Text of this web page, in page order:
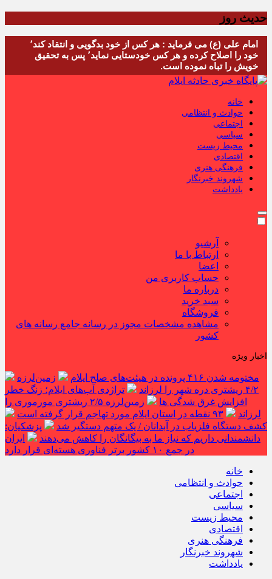
حدیث روز
امام علی (ع) می فرماید : هر کس از خود بدگویی و انتقاد کند٬
خود را اصلاح کرده و هر کس خودستایی نماید٬ پس به تحقیق
خویش را تباه نموده است.
خانه
حوادث و انتظامی
اجتماعی
سیاسی
محیط زیست
اقتصادی
فرهنگی هنری
شهروند خبرنگار
یادداشت
آرشیو
ارتباط با ما
اعضا
حساب کاربری من
درباره ما
سبد خرید
فروشگاه
مشاهده مشخصات مجوز در رسانه جامع رسانه های
کشور
اخبار ویژه
مختومه شدن ۴۱۶ پرونده در هیئت‌های صلح ایلام
زمین‌لرزه
۴/۲ ریشتری دره شهر را لرزاند
تراژدی آب‌های ایلام؛ زنگ خطر
افزایش غرق شدگی ها
زمین‌لرزه ۲/۵ ریشتری مورموری را
لرزاند
۹۳ نقطه در استان ایلام مورد تهاجم قرار گرفته است
کشف دستگاه فلزیاب در آبدانان / یک متهم دستگیر شد
پزشکیان:
دانشمندانی داریم که نیاز ما به بیگانگان را کاهش می‌دهند
ایران
در جمع ۱۰ کشور برتر فناوری هسته‌ای قرار دارد
خانه
حوادث و انتظامی
اجتماعی
سیاسی
محیط زیست
اقتصادی
فرهنگی هنری
شهروند خبرنگار
یادداشت